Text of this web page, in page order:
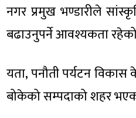
नगर प्रमुख भण्डारीले
बढाउनुपर्ने आवश्यकता
यता, पनौती पर्यटन विकास
बोकेको सम्पदाको शहर